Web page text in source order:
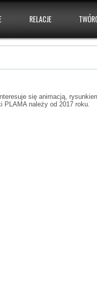
RELACJE
się animacją,
PLAMA należy od 2017 roku.